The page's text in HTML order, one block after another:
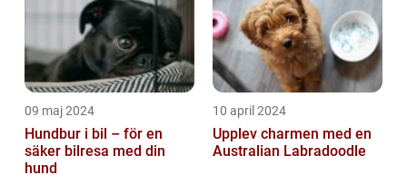
09 maj 2024
Hundbur i bil – för en
säker bilresa med din
hund
10 april 2024
Upplev charmen med en
Australian Labradoodle